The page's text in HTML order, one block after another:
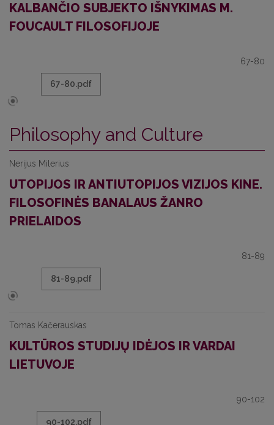
KALBANČIO SUBJEKTO IŠNYKIMAS M.
FOUCAULT FILOSOFIJOJE
67-80
67-80.pdf
Philosophy and Culture
Nerijus Milerius
UTOPIJOS IR ANTIUTOPIJOS VIZIJOS KINE.
FILOSOFINĖS BANALAUS ŽANRO
PRIELAIDOS
81-89
81-89.pdf
Tomas Kačerauskas
KULTŪROS STUDIJŲ IDĖJOS IR VARDAI
LIETUVOJE
90-102
90-102.pdf